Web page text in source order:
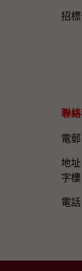
招
聯
電
地
字樓
電